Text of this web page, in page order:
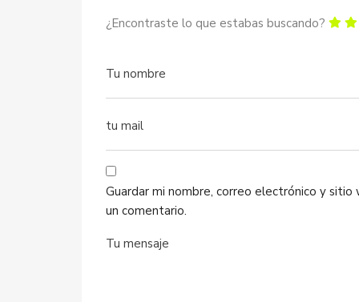
¿Encontraste lo que estabas buscando?
Guardar mi nombre, correo electrónico y
un comentario.